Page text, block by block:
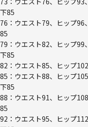
下85
76：ウエスト79、ヒップ96
85
79：ウエスト82、ヒップ99
下85
82：ウエスト85、ヒップ
85：ウエスト88、ヒップ
下85
88：ウエスト91、ヒップ
85
92：ウエスト95、ヒップ